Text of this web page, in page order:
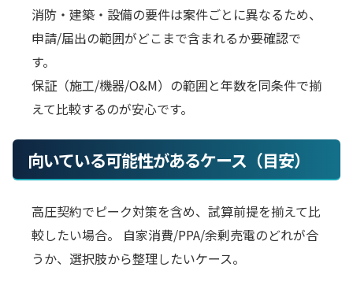
消防・建築・設備の要件は案件ごとに異なるため、
申請/届出の範囲がどこまで含まれるか要確認で
す。
保証（施工/機器/O&M）の範囲と年数を同条件で揃
えて比較するのが安心です。
向いている可能性があるケース（目安）
高圧契約でピーク対策を含め、試算前提を揃えて比
較したい場合。 自家消費/PPA/余剰売電のどれが合
うか、選択肢から整理したいケース。